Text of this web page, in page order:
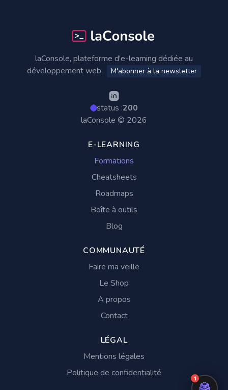
laConsole, plateforme d'e-learning dédiée au
développement web.
M'abonner à la newsletter
status :200
laConsole © 2026
E-LEARNING
Formations
Cheatsheets
Roadmaps
Boîte à outils
Blog
COMMUNAUTÉ
Faire ma veille
Le Shop
A propos
Contact
LÉGAL
Mentions légales
Politique de confidentialité